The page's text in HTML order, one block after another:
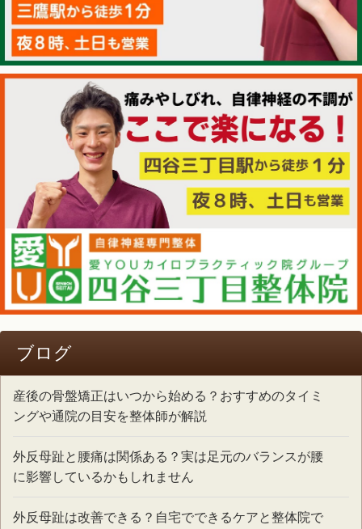
ブログ
産後の骨盤矯正はいつから始める？おすすめのタイミ
ングや通院の目安を整体師が解説
外反母趾と腰痛は関係ある？実は足元のバランスが腰
に影響しているかもしれません
外反母趾は改善できる？自宅でできるケアと整体院で